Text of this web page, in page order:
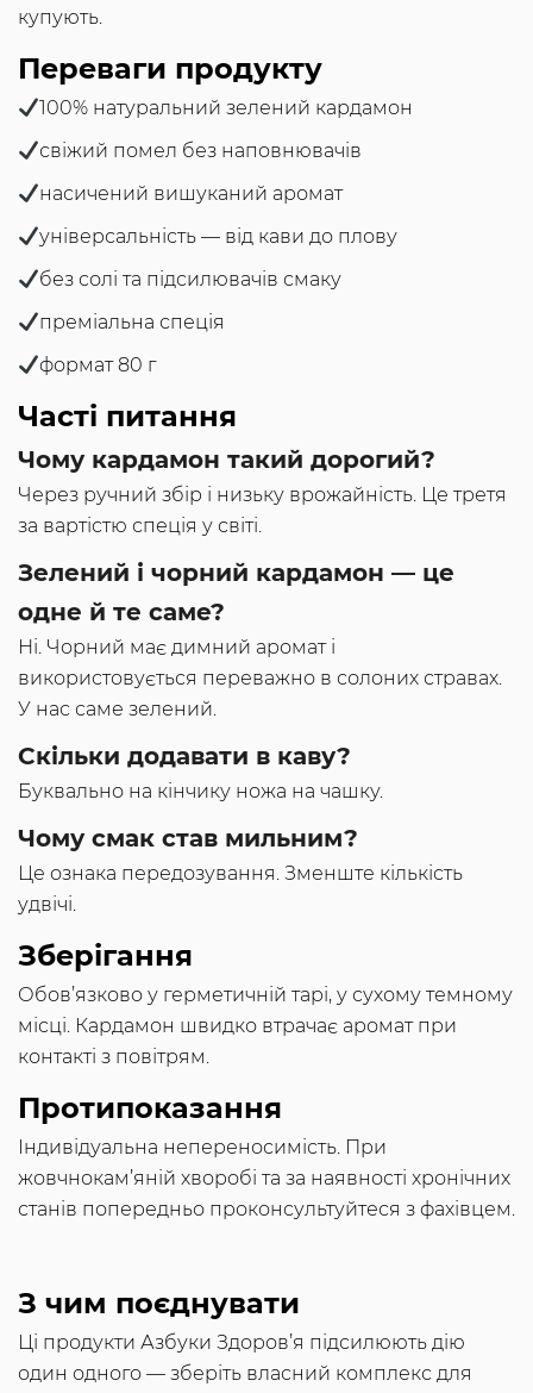
купують.
Переваги продукту
100% натуральний зелений кардамон
свіжий помел без наповнювачів
насичений вишуканий аромат
універсальність — від кави до плову
без солі та підсилювачів смаку
преміальна спеція
формат 80 г
Часті питання
Чому кардамон такий дорогий?
Через ручний збір і низьку врожайність. Це третя
за вартістю спеція у світі.
Зелений і чорний кардамон — це
одне й те саме?
Ні. Чорний має димний аромат і
використовується переважно в солоних стравах.
У нас саме зелений.
Скільки додавати в каву?
Буквально на кінчику ножа на чашку.
Чому смак став мильним?
Це ознака передозування. Зменште кількість
удвічі.
Зберігання
Обов’язково у герметичній тарі, у сухому темному
місці. Кардамон швидко втрачає аромат при
контакті з повітрям.
Протипоказання
Індивідуальна непереносимість. При
жовчнокам’яній хворобі та за наявності хронічних
станів попередньо проконсультуйтеся з фахівцем.
З чим поєднувати
Ці продукти Азбуки Здоров’я підсилюють дію
один одного — зберіть власний комплекс для